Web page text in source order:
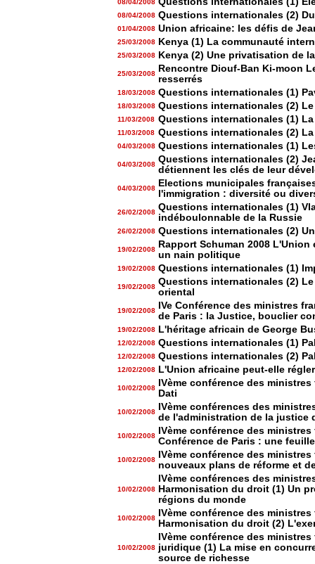
08/04/2008
08/04/2008 Questions internationales (2)
01/04/2008 Union africaine: les défis de
25/03/2008 Kenya (1) La communauté
25/03/2008 Kenya (2) Une privatisation de
25/03/2008
Rencontre Diouf-Ban Ki-moon
resserrés
18/03/2008 Questions internationales (1)
18/03/2008 Questions internationales (2)
11/03/2008 Questions internationales (1)
11/03/2008 Questions internationales (2)
04/03/2008 Questions internationales (1)
04/03/2008 Questions internationales (2)
détiennent les clés de leur
04/03/2008
Elections municipales
l'immigration : diversité ou
26/02/2008 Questions internationales (1)
indéboulonnable de la Russie
26/02/2008 Questions internationales (2)
19/02/2008
Rapport Schuman 2008
un nain politique
19/02/2008 Questions internationales (1)
19/02/2008 Questions internationales (2)
oriental
19/02/2008
IVe Conférence des ministres
de Paris : la Justice, bouclier
19/02/2008 L'héritage africain de George
12/02/2008 Questions internationales (1)
12/02/2008 Questions internationales (2)
12/02/2008 L'Union africaine peut-elle
10/02/2008
IVème conférence des
Dati
10/02/2008
IVème conférences des
de l'administration de la justice
10/02/2008
IVème conférence des
Conférence de Paris : une
10/02/2008
IVème conférence des
nouveaux plans de réforme et
10/02/2008
IVème conférences des
Harmonisation du droit (1) Un
régions du monde
10/02/2008
IVème conférence des
Harmonisation du droit (2)
10/02/2008
IVème conférence des
juridique (1) La mise en
source de richesse